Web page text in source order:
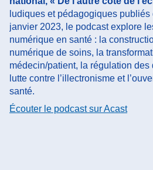
ludiques et pédagogiques
janvier 2023, le podcast explore
numérique en santé : la
numérique de soins, la
médecin/patient, la régulation
lutte contre l’illectronisme et
santé.
Écouter le podcast sur Acast